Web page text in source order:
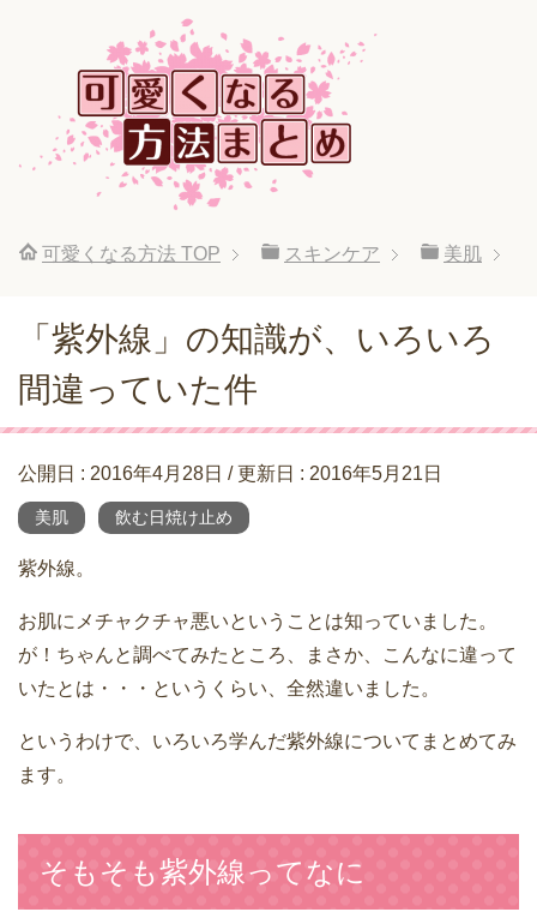
可愛くなる方法 TOP スキンケア 美肌
「紫外線」の知識が、いろいろ
間違っていた件
公開日 : 2016年4月28日 / 更新日 : 2016年5月21日
美肌 飲む日焼け止め
紫外線。
お肌にメチャクチャ悪いということは知っていました。
が！ちゃんと調べてみたところ、まさか、こんなに違って
いたとは・・・というくらい、全然違いました。
というわけで、いろいろ学んだ紫外線についてまとめてみ
ます。
そもそも紫外線ってなに